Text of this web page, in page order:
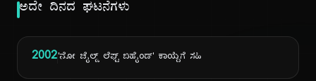
ಅದೇ ದಿನದ ಘಟನೆಗಳು
2002'ನೋ ಚೈಲ್ಡ್ ಲೆಫ್ಟ್ ಬಿಹೈಂಡ್' ಕಾಯ್ದೆಗೆ ಸಹಿ